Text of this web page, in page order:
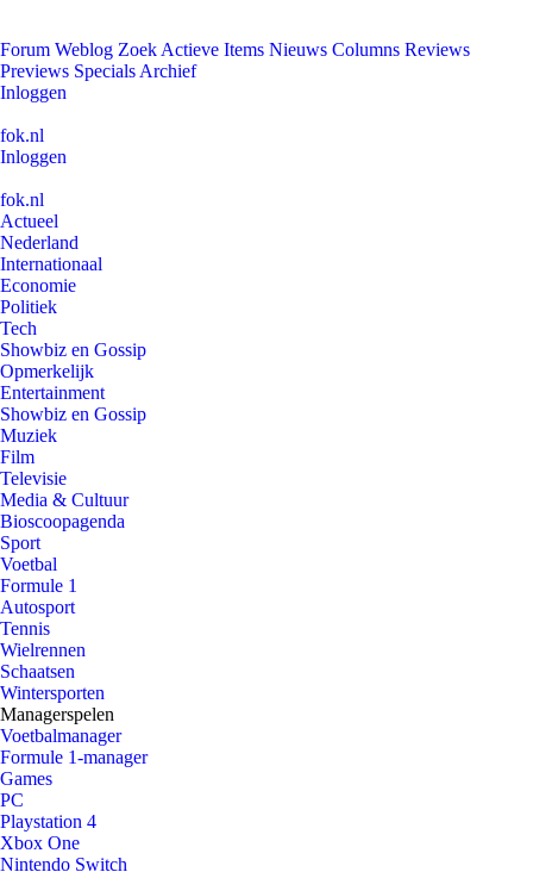
Forum Weblog Zoek Actieve Items Nieuws Columns Reviews
Previews Specials Archief
Inloggen
fok.nl
Inloggen
fok.nl
Actueel
Nederland
Internationaal
Economie
Politiek
Tech
Showbiz en Gossip
Opmerkelijk
Entertainment
Showbiz en Gossip
Muziek
Film
Televisie
Media & Cultuur
Bioscoopagenda
Sport
Voetbal
Formule 1
Autosport
Tennis
Wielrennen
Schaatsen
Wintersporten
Managerspelen
Voetbalmanager
Formule 1-manager
Games
PC
Playstation 4
Xbox One
Nintendo Switch